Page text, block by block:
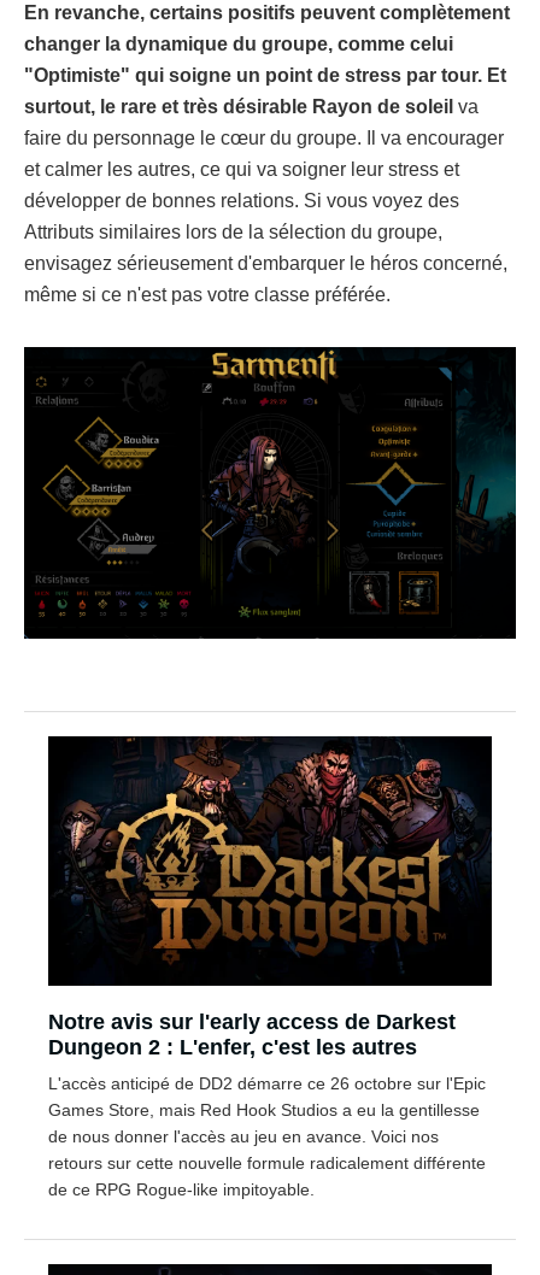
En revanche, certains positifs peuvent complètement
changer la dynamique du groupe, comme celui
"Optimiste" qui soigne un point de stress par tour. Et
surtout, le rare et très désirable Rayon de soleil va
faire du personnage le cœur du groupe. Il va encourager
et calmer les autres, ce qui va soigner leur stress et
développer de bonnes relations. Si vous voyez des
Attributs similaires lors de la sélection du groupe,
envisagez sérieusement d'embarquer le héros concerné,
même si ce n'est pas votre classe préférée.
Notre avis sur l'early access de Darkest
Dungeon 2 : L'enfer, c'est les autres
L'accès anticipé de DD2 démarre ce 26 octobre sur l'Epic
Games Store, mais Red Hook Studios a eu la gentillesse
de nous donner l'accès au jeu en avance. Voici nos
retours sur cette nouvelle formule radicalement différente
de ce RPG Rogue-like impitoyable.